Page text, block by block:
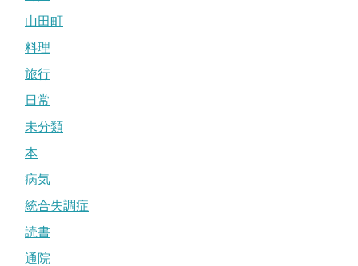
山田町
料理
旅行
日常
未分類
本
病気
統合失調症
読書
通院